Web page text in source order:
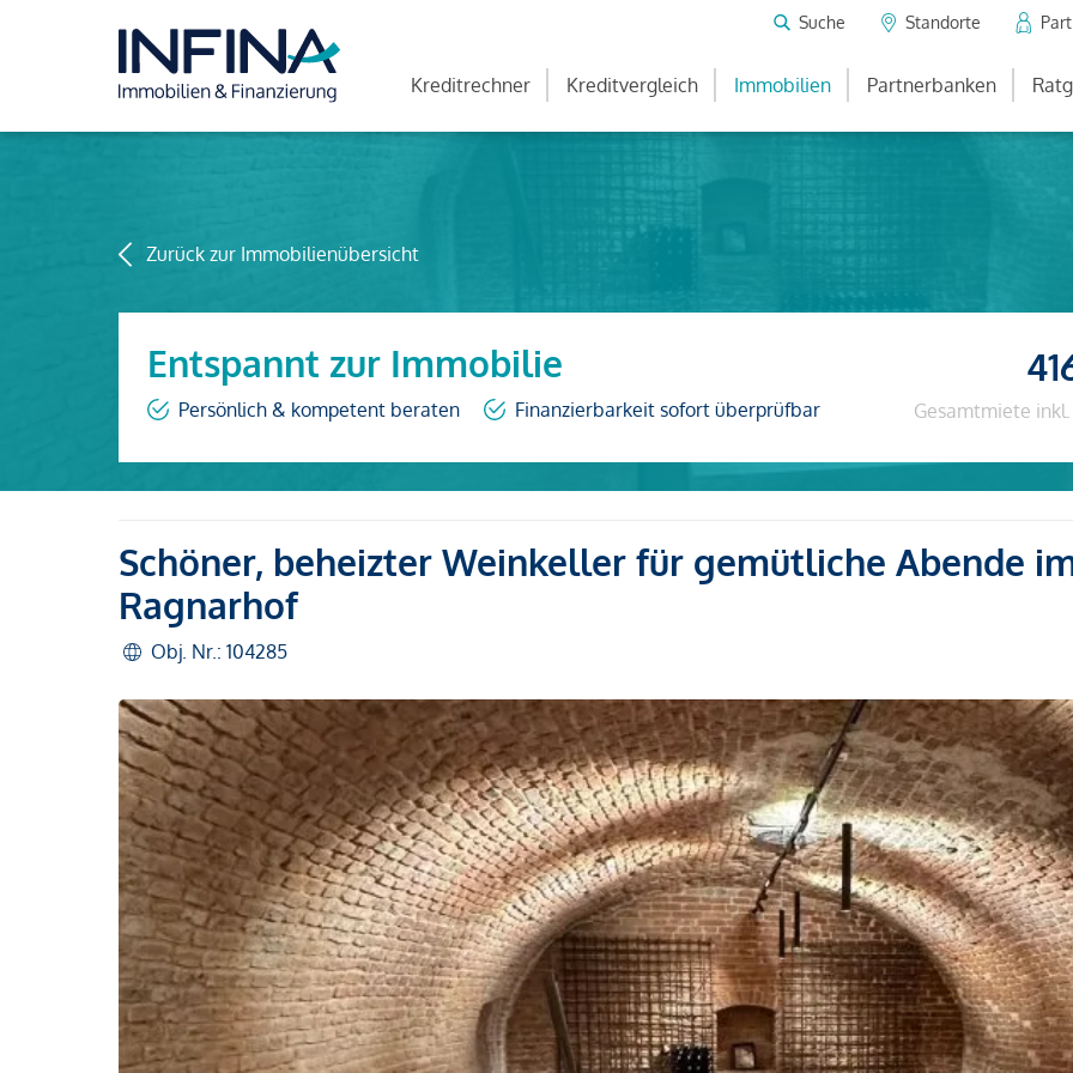
Suche Standorte
Kreditrechner Kreditvergleich Immobilien Partnerbanken
Zurück zur Immobilienübersicht
Entspannt zur Immobilie
Persönlich & kompetent beraten Finanzierbarkeit sofort überprüfbar Gesamtmiete
Schöner, beheizter Weinkeller für gemütliche Abende
Ragnarhof
Obj. Nr.: 104285